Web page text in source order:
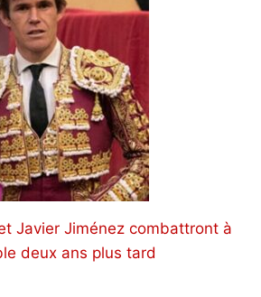
Javier Jiménez combattront à
deux ans plus tard